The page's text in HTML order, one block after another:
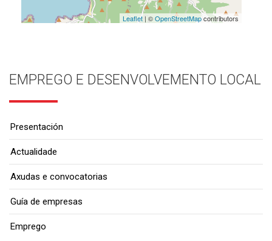
Leaflet| ©OpenStreetMapcontributors
EMPREGO E DESENVOLVEMENTO LOCAL
Presentación
Actualidade
Axudas e convocatorias
Guía de empresas
Emprego